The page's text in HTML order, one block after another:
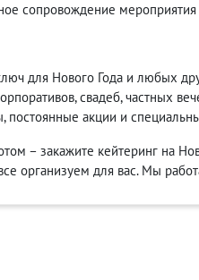
сопровождение
для Нового Года и любых
свадеб, частных
постоянные акции и
– закажите кейтеринг на
организуем для вас. Мы